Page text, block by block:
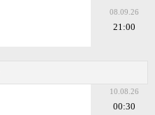
08.09.26
21:00
10.08.26
00:30